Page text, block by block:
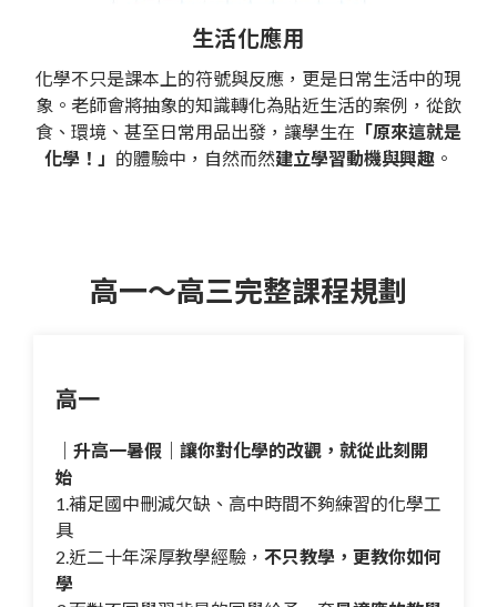
生活化應用
化學不只是課本上的符號與反應，更是日常生活中的現
象。老師會將抽象的知識轉化為貼近生活的案例，從飲
食、環境、甚至日常用品出發，讓學生在 「原來這就是
化學！」 的體驗中，自然而然建立學習動機與興趣 。
高一～高三完整課程規劃
高一
｜升高一暑假｜讓你對化學的改觀，就從此刻開
始
1.補足國中刪減欠缺、高中時間不夠練習的化學工
具
2.近二十年深厚教學經驗， 不只教學，更教你如何
學